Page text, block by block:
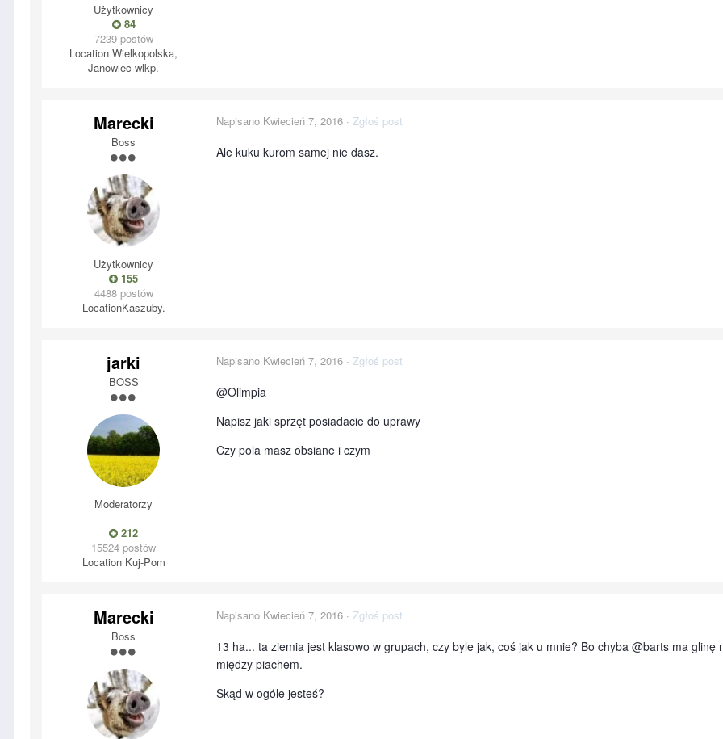
Użytkownicy
84
7239 postów
Location Wielkopolska,
Janowiec wlkp.
Marecki
Boss
Użytkownicy
155
4488 postów
LocationKaszuby.
Napisano Kwiecień 7, 2016 · Zgłoś post
Ale kuku kurom samej nie dasz.
jarki
BOSS
Moderatorzy
212
15524 postów
LocationKuj-Pom
Napisano Kwiecień 7, 2016 · Zgłoś post
@Olimpia
Napisz jaki sprzęt posiadacie do uprawy
Czy pola masz obsiane i czym
Marecki
Boss
Napisano Kwiecień 7, 2016 · Zgłoś post
13 ha... ta ziemia jest klasowo w grupach, czy byle jak, coś jak u mnie? Bo chyba @barts ma
między piachem.
Skąd w ogóle jesteś?